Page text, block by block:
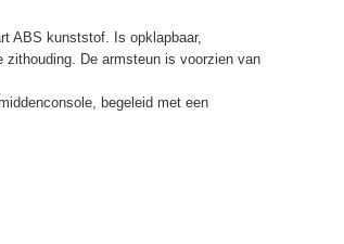
ABS kunststof. Is opklapbaar,
De armsteun is voorzien van
begeleid met een